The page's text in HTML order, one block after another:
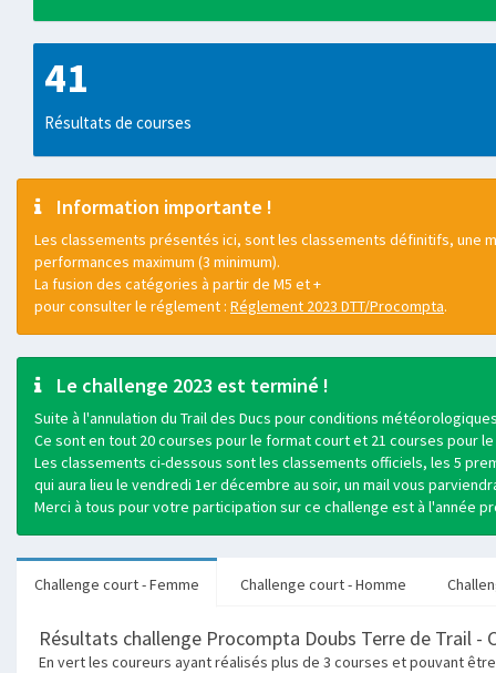
41
Résultats de courses
Information importante !
Les classements présentés ici, sont les classements définitifs, une
performances maximum (3 minimum).
La fusion des catégories à partir de M5 et +
pour consulter le réglement : Réglement 2023 DTT/Procompta.
Le challenge 2023 est terminé !
Suite à l'annulation du Trail des Ducs pour conditions
Ce sont en tout 20 courses pour le format court et 21 courses pour
Les classements ci-dessous sont les classements officiels, les 5
qui aura lieu le vendredi 1er décembre au soir, un mail vous
Merci à tous pour votre participation sur ce challenge est à l'année
Challenge court - Femme Challenge court - Homme
Résultats challenge Procompta Doubs Terre de Trail -
En vert les coureurs ayant réalisés plus de 3 courses et pouvant